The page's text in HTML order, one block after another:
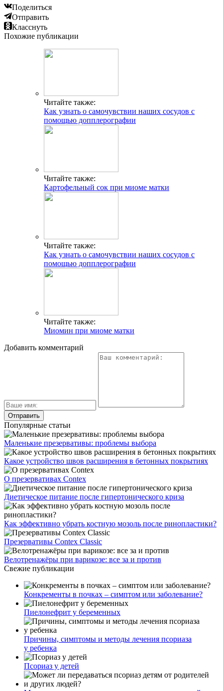
Поделиться
Отправить
Класснуть
Похожие публикации
Читайте также:
Как узнать о самочувствии наших сосудов с
помощью допплерографии
Читайте также:
Картофельный сок при миоме матки
Читайте также:
Как узнать о самочувствии наших сосудов с
помощью допплерографии
Читайте также:
Миомин при миоме матки
Добавить комментарий
Популярные статьи
Маленькие презервативы: проблемы выбора
Какое устройство швов расширения в бетонных покрытиях
О презервативах Contex
Диетическое питание после гипертонического криза
Как эффективно убрать костную мозоль после ринопластики?
Презервативы Contex Classic
Велотренажёры при варикозе: все за и против
Свежие публикации
Конкременты в почках – симптом или заболевание?
Пиелонефрит у беременных
Причины, симптомы и методы лечения псориаза
у ребенка
Псориаз у детей